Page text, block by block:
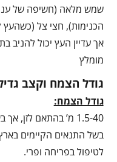
שמש מלאה (חשיפה של
הכנימות), חצי צל
אך עדיין העץ יכול להניב
מומלץ
גודל הצמח וקצב
גודל הצמח:
1.5-40 מ’ בהתאם
בשל התנאים הקיימים
לטיפול בפריחה ופרי.